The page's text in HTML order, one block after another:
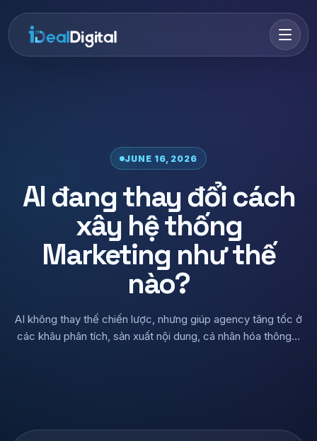
Menu
JUNE 16, 2026
AI đang thay đổi cách
xây hệ thống
Marketing như thế
nào?
AI không thay thế chiến lược, nhưng giúp agency tăng tốc ở
các khâu phân tích, sản xuất nội dung, cá nhân hóa thông…